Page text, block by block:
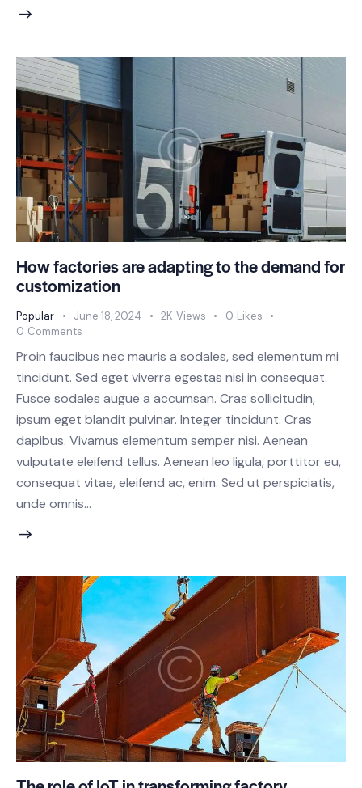
How factories are adapting to the demand for
customization
Popular June 18, 2024 2K Views 0 Likes
0 Comments
Proin faucibus nec mauris a sodales, sed elementum mi
tincidunt. Sed eget viverra egestas nisi in consequat.
Fusce sodales augue a accumsan. Cras sollicitudin,
ipsum eget blandit pulvinar. Integer tincidunt. Cras
dapibus. Vivamus elementum semper nisi. Aenean
vulputate eleifend tellus. Aenean leo ligula, porttitor eu,
consequat vitae, eleifend ac, enim. Sed ut perspiciatis,
unde omnis…